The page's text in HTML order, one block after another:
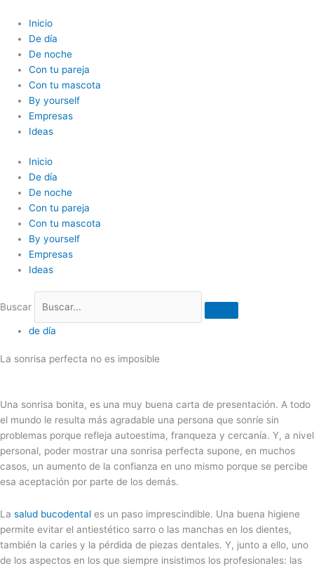
contenido
Inicio
De día
De noche
Con tu pareja
Con tu mascota
By yourself
Empresas
Ideas
Inicio
De día
De noche
Con tu pareja
Con tu mascota
By yourself
Empresas
Ideas
Buscar
de día
La sonrisa perfecta no es imposible
Una sonrisa bonita, es una muy buena carta de presentación. A todo
el mundo le resulta más agradable una persona que sonríe sin
problemas porque refleja autoestima, franqueza y cercanía. Y, a nivel
personal, poder mostrar una sonrisa perfecta supone, en muchos
casos, un aumento de la confianza en uno mismo porque se percibe
esa aceptación por parte de los demás.
La salud bucodental es un paso imprescindible. Una buena higiene
permite evitar el antiestético sarro o las manchas en los dientes,
también la caries y la pérdida de piezas dentales. Y, junto a ello, uno
de los aspectos en los que siempre insistimos los profesionales: las